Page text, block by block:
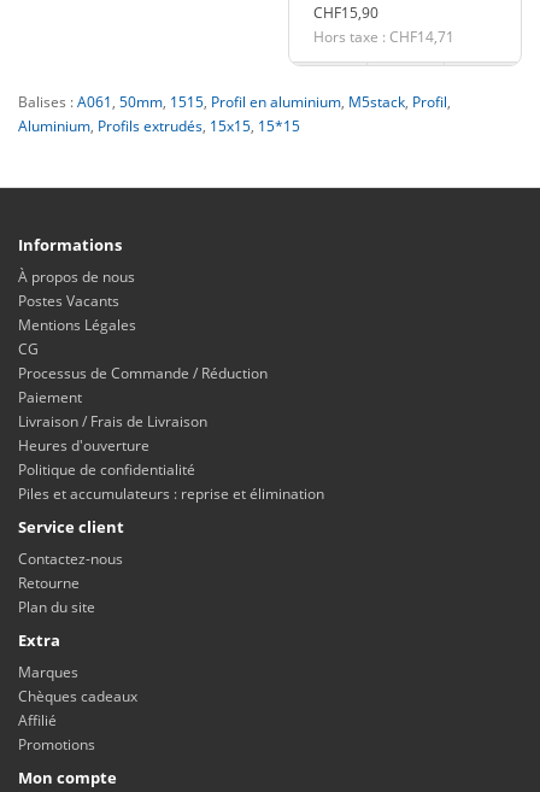
CHF15,90
Hors taxe : CHF14,71
Balises :A061, 50mm, 1515, Profil en aluminium, M5stack, Profil,
Aluminium, Profils extrudés, 15x15, 15*15
Informations
À propos de nous
Postes Vacants
Mentions Légales
CG
Processus de Commande / Réduction
Paiement
Livraison / Frais de Livraison
Heures d'ouverture
Politique de confidentialité
Piles et accumulateurs : reprise et élimination
Service client
Contactez-nous
Retourne
Plan du site
Extra
Marques
Chèques cadeaux
Affilié
Promotions
Mon compte